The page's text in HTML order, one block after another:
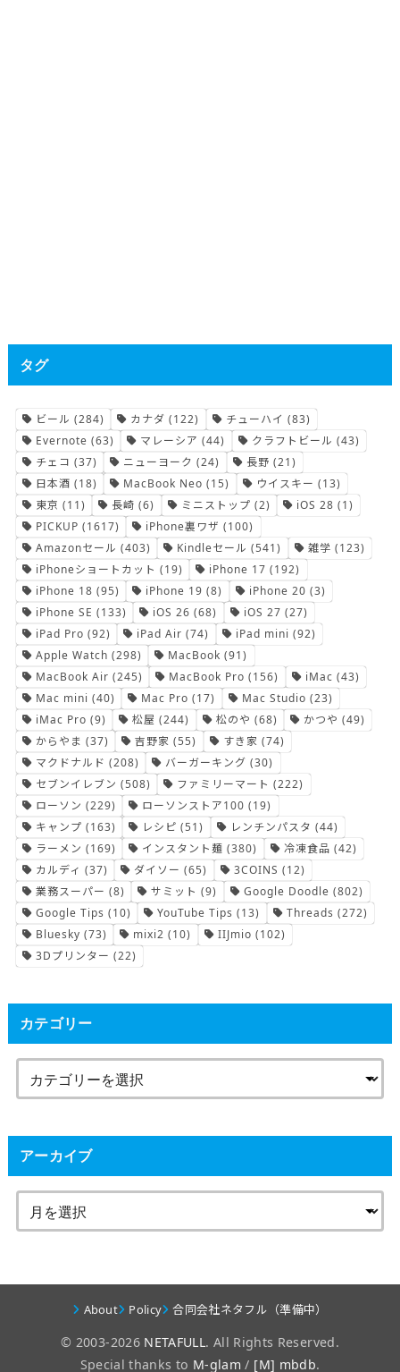
タグ
ビール (284) カナダ (122) チューハイ (83)
Evernote (63) マレーシア (44) クラフトビール (43)
チェコ (37) ニューヨーク (24) 長野 (21)
日本酒 (18) MacBook Neo (15) ウイスキー (13)
東京 (11) 長崎 (6) ミニストップ (2) iOS 28 (1)
PICKUP (1617) iPhone裏ワザ (100)
Amazonセール (403) Kindleセール (541) 雑学 (123)
iPhoneショートカット (19) iPhone 17 (192)
iPhone 18 (95) iPhone 19 (8) iPhone 20 (3)
iPhone SE (133) iOS 26 (68) iOS 27 (27)
iPad Pro (92) iPad Air (74) iPad mini (92)
Apple Watch (298) MacBook (91)
MacBook Air (245) MacBook Pro (156) iMac (43)
Mac mini (40) Mac Pro (17) Mac Studio (23)
iMac Pro (9) 松屋 (244) 松のや (68) かつや (49)
からやま (37) 吉野家 (55) すき家 (74)
マクドナルド (208) バーガーキング (30)
セブンイレブン (508) ファミリーマート (222)
ローソン (229) ローソンストア100 (19)
キャンプ (163) レシピ (51) レンチンパスタ (44)
ラーメン (169) インスタント麺 (380) 冷凍食品 (42)
カルディ (37) ダイソー (65) 3COINS (12)
業務スーパー (8) サミット (9) Google Doodle (802)
Google Tips (10) YouTube Tips (13) Threads (272)
Bluesky (73) mixi2 (10) IIJmio (102)
3Dプリンター (22)
カテゴリー
アーカイブ
About Policy 合同会社ネタフル（準備中）
© 2003-2026 NETAFULL. All Rights Reserved.
Special thanks to M-glam / [M] mbdb.